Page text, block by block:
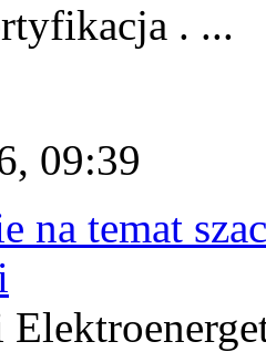
. ...
09:39
na temat